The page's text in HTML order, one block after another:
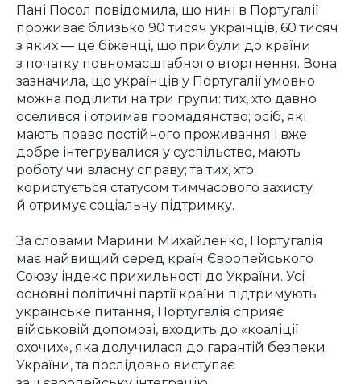
Пані Посол повідомила, що нині в Португалії
проживає близько 90 тисяч українців, 60 тисяч
з яких — це біженці, що прибули до країни
з початку повномасштабного вторгнення. Вона
зазначила, що українців у Португалії умовно
можна поділити на три групи: тих, хто давно
оселився і отримав громадянство; осіб, які
мають право постійного проживання і вже
добре інтегрувалися у суспільство, мають
роботу чи власну справу; та тих, хто
користується статусом тимчасового захисту
й отримує соціальну підтримку.
За словами Марини Михайленко, Португалія
має найвищий серед країн Європейського
Союзу індекс прихильності до України. Усі
основні політичні партії країни підтримують
українське питання, Португалія сприяє
військовій допомозі, входить до «коаліції
охочих», яка долучилася до гарантій безпеки
України, та послідовно виступає